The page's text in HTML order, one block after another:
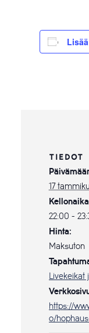
TIEDOT
17
22:00 -
Hinta:
Maksuton
https://
o/